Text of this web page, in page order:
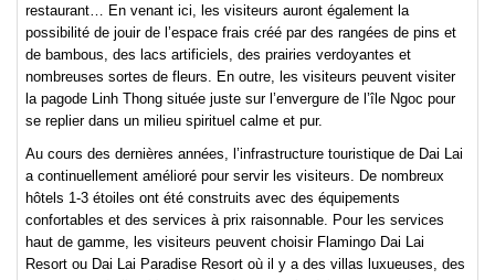
restaurant… En venant ici, les visiteurs auront également la
possibilité de jouir de l’espace frais créé par des rangées de pins et
de bambous, des lacs artificiels, des prairies verdoyantes et
nombreuses sortes de fleurs. En outre, les visiteurs peuvent visiter
la pagode Linh Thong située juste sur l’envergure de l’île Ngoc pour
se replier dans un milieu spirituel calme et pur.
Au cours des dernières années, l’infrastructure touristique de Dai Lai
a continuellement amélioré pour servir les visiteurs. De nombreux
hôtels 1-3 étoiles ont été construits avec des équipements
confortables et des services à prix raisonnable. Pour les services
haut de gamme, les visiteurs peuvent choisir Flamingo Dai Lai
Resort ou Dai Lai Paradise Resort où il y a des villas luxueuses, des